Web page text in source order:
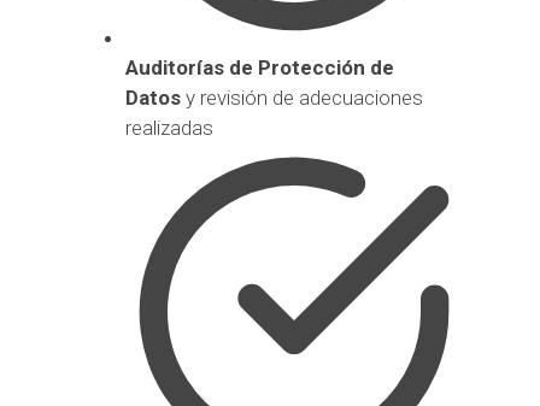
Auditorías de Protección de
Datos y revisión de adecuaciones
realizadas